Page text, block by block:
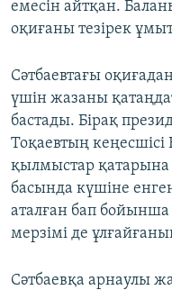
емесін айтқан.
оқиғаны тезірек
Сәтбаевтағы
үшін жазаны
бастады. Бірақ
Тоқаевтың
қылмыстар
басында күшіне
аталған бап
мерзімі де
Сәтбаевқа арнаулы